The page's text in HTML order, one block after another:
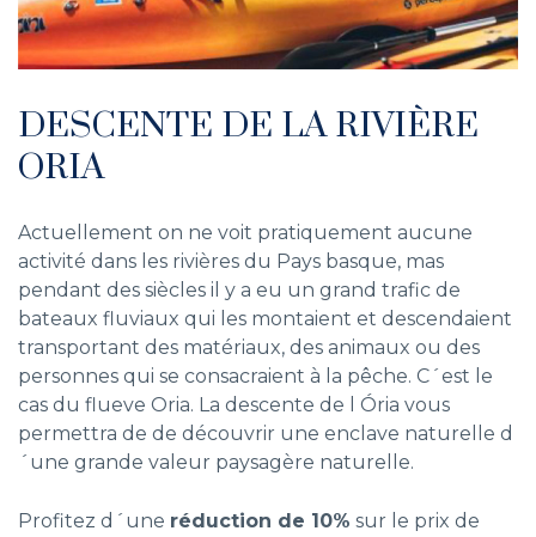
DESCENTE DE LA RIVIÈRE
ORIA
Actuellement on ne voit pratiquement aucune
activité dans les rivières du Pays basque, mas
pendant des siècles il y a eu un grand trafic de
bateaux fluviaux qui les montaient et descendaient
transportant des matériaux, des animaux ou des
personnes qui se consacraient à la pêche. C´est le
cas du flueve Oria. La descente de l Ória vous
permettra de de découvrir une enclave naturelle d
´une grande valeur paysagère naturelle.
Profitez d´une réduction de 10% sur le prix de